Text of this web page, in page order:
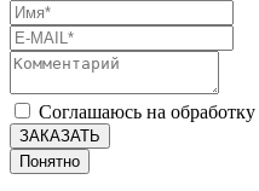
Соглашаюсь на обработку
ЗАКАЗАТЬ
Понятно